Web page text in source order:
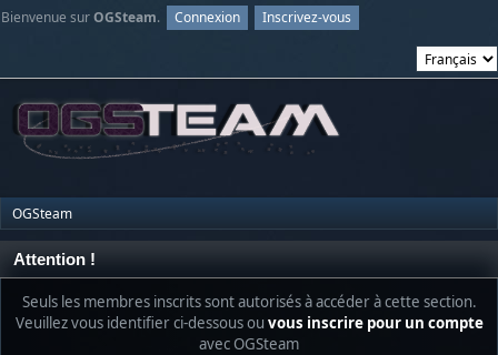
Bienvenue surOGSteam. Connexion Inscrivez-vous
OGSteam
Attention !
Seuls les membres inscrits sont autorisés à accéder à cette section.
Veuillez vous identifier ci-dessous ou vous inscrire pour un compte
avec OGSteam